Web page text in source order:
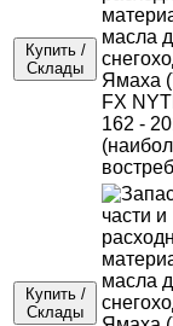
Купить /
Склады
Купить /
Склады